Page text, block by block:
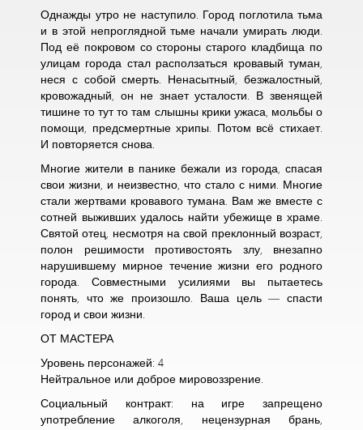
Однажды утро не наступило. Город поглотила тьма
и в этой непроглядной тьме начали умирать люди.
Под её покровом со стороны старого кладбища по
улицам города стал расползаться кровавый туман,
неся с собой смерть. Ненасытный, безжалостный,
кровожадный, он не знает усталости. В звенящей
тишине то тут то там слышны крики ужаса, мольбы о
помощи, предсмертные хрипы. Потом всё стихает.
И повторяется снова.
Многие жители в панике бежали из города, спасая
свои жизни, и неизвестно, что стало с ними. Многие
стали жертвами кровавого тумана. Вам же вместе с
сотней выживших удалось найти убежище в храме.
Святой отец, несмотря на свой преклонный возраст,
полон решимости противостоять злу, внезапно
нарушившему мирное течение жизни его родного
города. Совместными усилиями вы пытаетесь
понять, что же произошло. Ваша цель — спасти
город и свои жизни.
ОТ МАСТЕРА
Уровень персонажей: 4
Нейтральное или доброе мировоззрение.
Социальный контракт: на игре запрещено
употребление алкоголя, нецензурная брань,